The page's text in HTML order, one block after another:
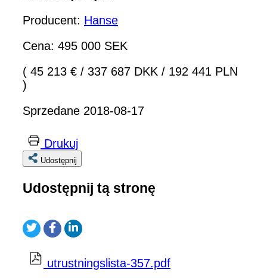
Producent: Hanse
Cena: 495 000 SEK
( 45 213 € / 337 687 DKK / 192 441 PLN
)
Sprzedane 2018-08-17
Drukuj
Udostępnij
Udostępnij tą stronę
utrustningslista-357.pdf